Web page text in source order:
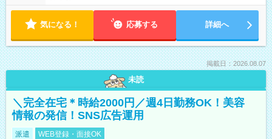
気になる！ 応募する 詳細へ
掲載日：2026.08.07
未読
＼完全在宅＊時給2000円／週4日勤務OK！美容
情報の発信！SNS広告運用
派遣 WEB登録・面接OK